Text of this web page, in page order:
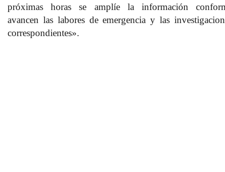
próximas horas se amplíe la información
avancen las labores de emergencia y las
correspondientes».